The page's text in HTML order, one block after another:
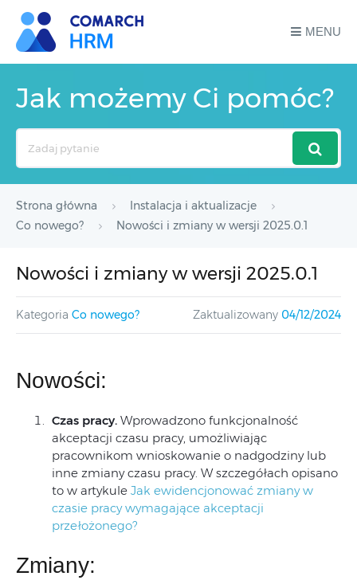
MENU
Jak możemy Ci pomóc?
Strona główna
Instalacja i aktualizacje
Co nowego?
Nowości i zmiany w wersji 2025.0.1
Nowości i zmiany w wersji 2025.0.1
Kategoria Co nowego? Zaktualizowany 04/12/2024
Nowości:
Czas pracy. Wprowadzono funkcjonalność
akceptacji czasu pracy, umożliwiając
pracownikom wnioskowanie o nadgodziny lub
inne zmiany czasu pracy. W szczegółach opisano
to w artykule Jak ewidencjonować zmiany w
czasie pracy wymagające akceptacji
przełożonego?
Zmiany: